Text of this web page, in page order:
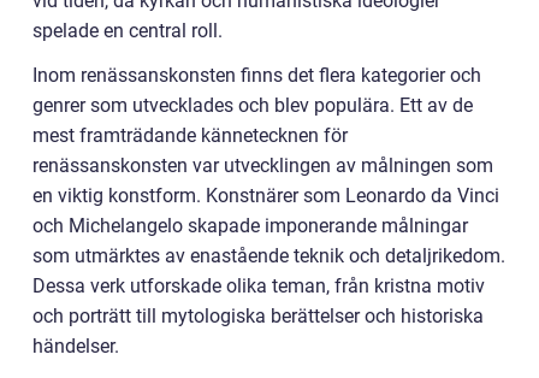
spelade en central roll.
Inom renässanskonsten finns det flera kategorier och
genrer som utvecklades och blev populära. Ett av de
mest framträdande kännetecknen för
renässanskonsten var utvecklingen av målningen som
en viktig konstform. Konstnärer som Leonardo da Vinci
och Michelangelo skapade imponerande målningar
som utmärktes av enastående teknik och detaljrikedom.
Dessa verk utforskade olika teman, från kristna motiv
och porträtt till mytologiska berättelser och historiska
händelser.